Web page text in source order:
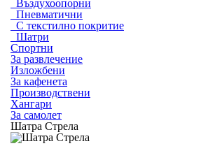
Въздухоопорни
Пневматични
С текстилно покритие
Шатри
Спортни
За развлечение
Изложбени
За кафенета
Производствени
Хангари
За самолет
Шатра Стрела